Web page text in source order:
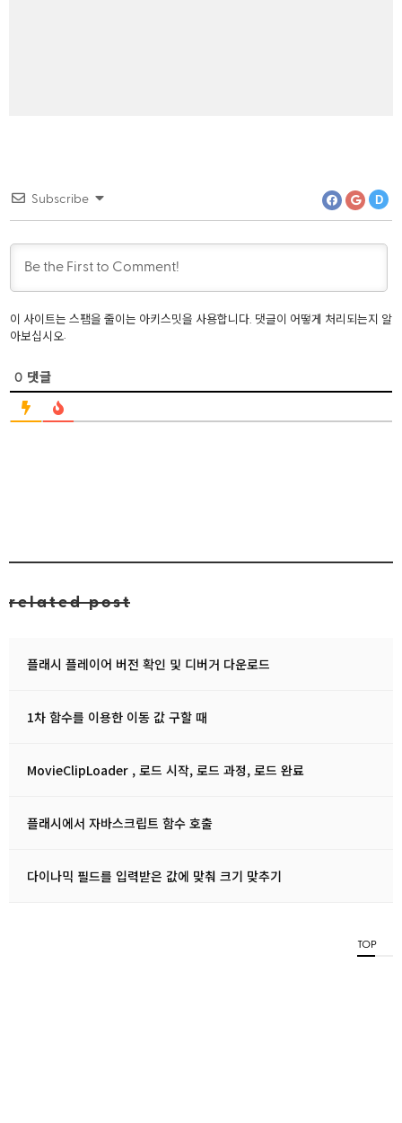
Subscribe D
이 사이트는 스팸을 줄이는 아키스밋을 사용합니다. 댓글이 어떻게 처리되는지 알
아보십시오
0 댓글
related post
플래시 플레이어 버전 확인 및 디버거 다운로드
1차 함수를 이용한 이동 값 구할 때
MovieClipLoader , 로드 시작, 로드 과정, 로드 완료
플래시에서 자바스크립트 함수 호출
다이나믹 필드를 입력받은 값에 맞춰 크기 맞추기
TOP